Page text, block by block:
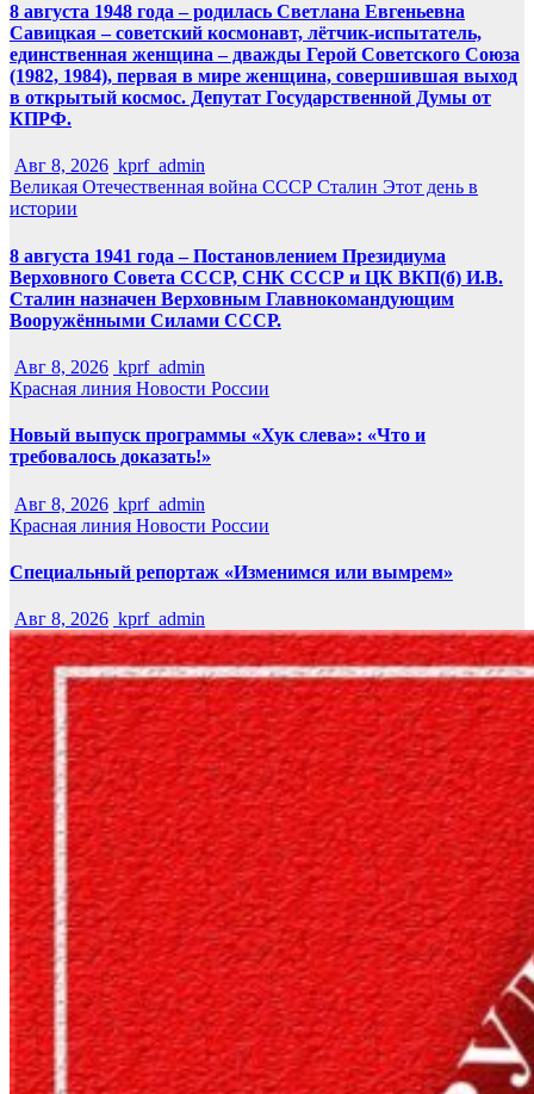
8 августа 1948 года – родилась Светлана Евгеньевна
Савицкая – советский космонавт, лётчик-испытатель,
единственная женщина – дважды Герой Советского Союза
(1982, 1984), первая в мире женщина, совершившая выход
в открытый космос. Депутат Государственной Думы от
КПРФ.
Авг 8, 2026 kprf_admin
Великая Отечественная война СССР Сталин Этот день в
истории
8 августа 1941 года – Постановлением Президиума
Верховного Совета СССР, СНК СССР и ЦК ВКП(б) И.В.
Сталин назначен Верховным Главнокомандующим
Вооружёнными Силами СССР.
Авг 8, 2026 kprf_admin
Красная линия Новости России
Новый выпуск программы «Хук слева»: «Что и
требовалось доказать!»
Авг 8, 2026 kprf_admin
Красная линия Новости России
Специальный репортаж «Изменимся или вымрем»
Авг 8, 2026 kprf_admin